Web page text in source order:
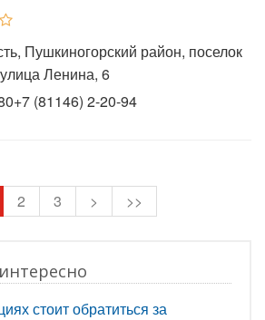
Пушкиногорский район, поселок
Ленина, 6
(81146) 2-20-94
2 3 > >>
стоит обратиться за